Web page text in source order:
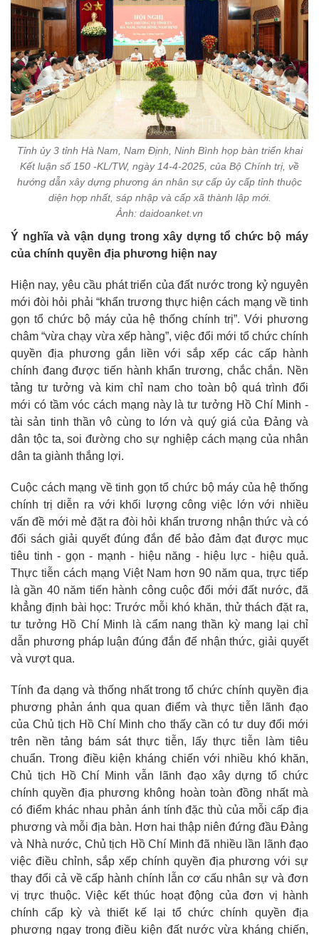
Tỉnh ủy 3 tỉnh Hà Nam, Nam Định, Ninh Bình họp bàn triển khai
Kết luận số 150 -KL/TW, ngày 14-4-2025, của Bộ Chính trị, về
hướng dẫn xây dựng phương án nhân sự cấp ủy cấp tỉnh thuộc
diện hợp nhất, sáp nhập và cấp xã thành lập mới.
Ảnh: daidoanket.vn
Ý nghĩa và vận dụng trong xây dựng tổ chức bộ máy
của chính quyền địa phương hiện nay
Hiện nay, yêu cầu phát triển của đất nước trong kỷ nguyên
mới đòi hỏi phải “khẩn trương thực hiện cách mạng về tinh
gọn tổ chức bộ máy của hệ thống chính trị”. Với phương
châm “vừa chạy vừa xếp hàng”, việc đổi mới tổ chức chính
quyền địa phương gắn liền với sắp xếp các cấp hành
chính đang được tiến hành khẩn trương, chắc chắn. Nền
tảng tư tưởng và kim chỉ nam cho toàn bộ quá trình đổi
mới có tầm vóc cách mạng này là tư tưởng Hồ Chí Minh -
tài sản tinh thần vô cùng to lớn và quý giá của Đảng và
dân tộc ta, soi đường cho sự nghiệp cách mạng của nhân
dân ta giành thắng lợi.
Cuộc cách mạng về tinh gọn tổ chức bộ máy của hệ thống
chính trị diễn ra với khối lượng công việc lớn với nhiều
vấn đề mới mẻ đặt ra đòi hỏi khẩn trương nhận thức và có
đối sách giải quyết đúng đắn để bảo đảm đạt được mục
tiêu tinh - gọn - mạnh - hiệu năng - hiệu lực - hiệu quả.
Thực tiễn cách mạng Việt Nam hơn 90 năm qua, trực tiếp
là gần 40 năm tiến hành công cuộc đổi mới đất nước, đã
khẳng định bài học: Trước mỗi khó khăn, thử thách đặt ra,
tư tưởng Hồ Chí Minh là cẩm nang thần kỳ mang lại chỉ
dẫn phương pháp luận đúng đắn để nhận thức, giải quyết
và vượt qua.
Tính đa dạng và thống nhất trong tổ chức chính quyền địa
phương phản ánh qua quan điểm và thực tiễn lãnh đạo
của Chủ tịch Hồ Chí Minh cho thấy cần có tư duy đổi mới
trên nền tảng bám sát thực tiễn, lấy thực tiễn làm tiêu
chuẩn. Trong điều kiện kháng chiến với nhiều khó khăn,
Chủ tịch Hồ Chí Minh vẫn lãnh đạo xây dựng tổ chức
chính quyền địa phương không hoàn toàn đồng nhất mà
có điểm khác nhau phản ánh tính đặc thù của mỗi cấp địa
phương và mỗi địa bàn. Hơn hai thập niên đứng đầu Đảng
và Nhà nước, Chủ tịch Hồ Chí Minh đã nhiều lần lãnh đạo
việc điều chỉnh, sắp xếp chính quyền địa phương với sự
thay đổi cả về cấp hành chính lẫn cơ cấu nhân sự và đơn
vị trực thuộc. Việc kết thúc hoạt động của đơn vị hành
chính cấp kỳ và thiết kế lại tổ chức chính quyền địa
phương ngay trong điều kiện đất nước vừa kháng chiến,